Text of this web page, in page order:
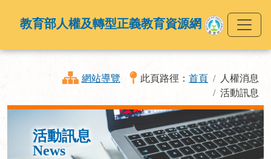
教育部人權及轉型正義教育資源網
網站導覽 此頁路徑： 首頁
人權消息
活動訊息
活動訊息
News